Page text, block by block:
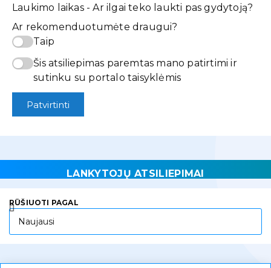
Laukimo laikas - Ar ilgai teko laukti pas gydytoją?
Ar rekomenduotumėte draugui?
Taip
Šis atsiliepimas paremtas mano patirtimi ir
sutinku su portalo taisyklėmis
Patvirtinti
LANKYTOJŲ ATSILIEPIMAI
RŪŠIUOTI PAGAL